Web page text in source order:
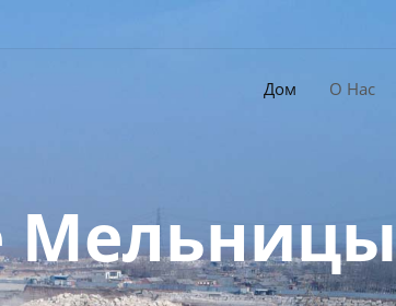
Дом О Нас